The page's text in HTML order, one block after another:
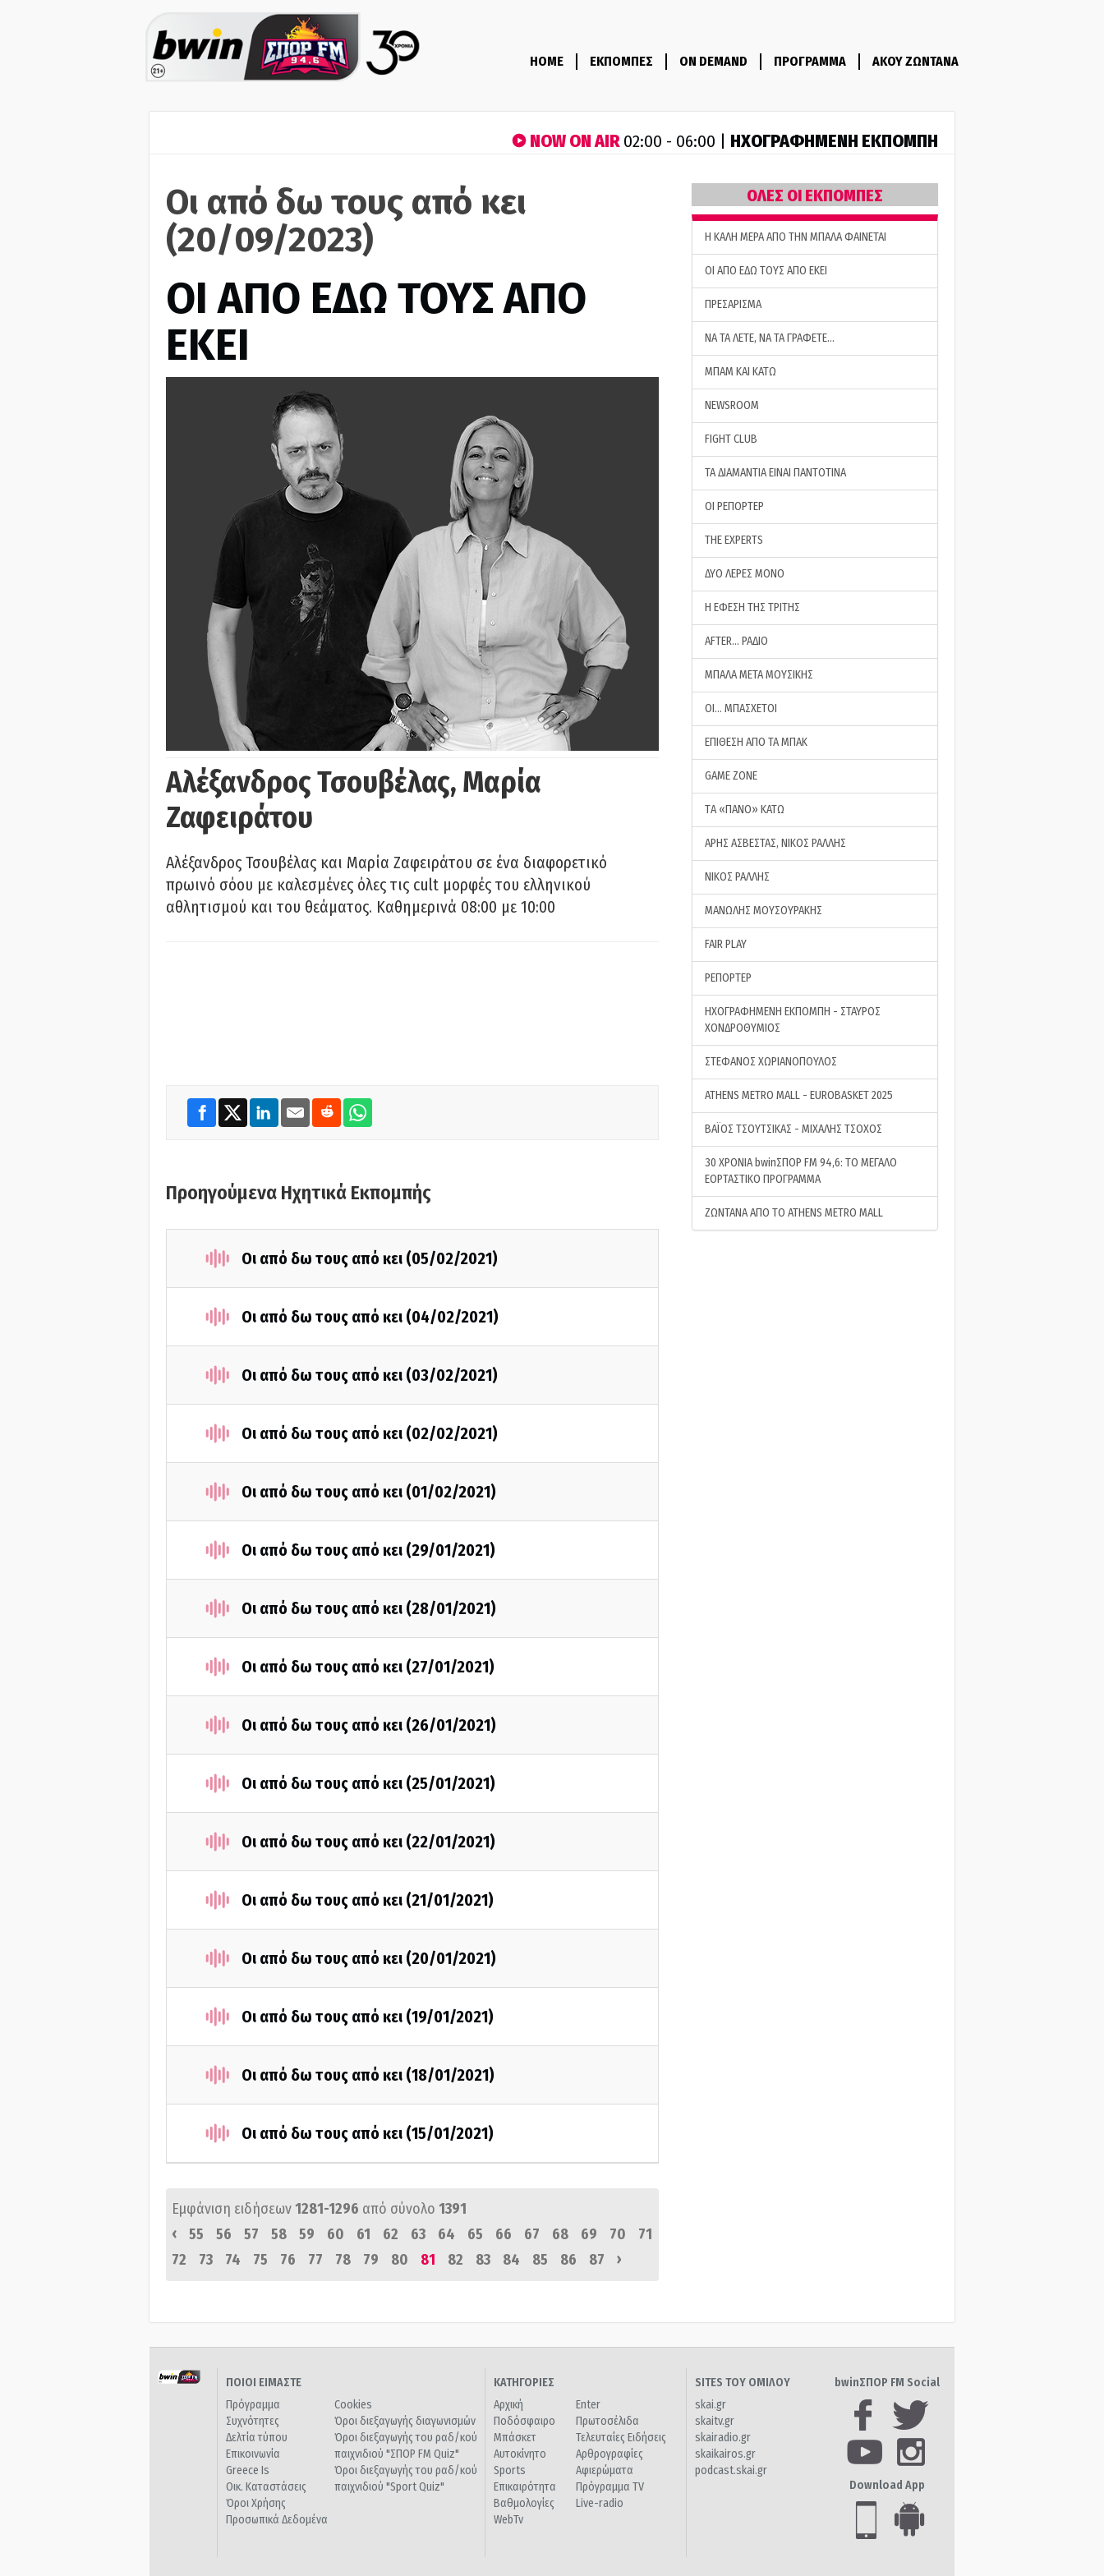
HOME ΕΚΠΟΜΠΕΣ ON DEMAND ΠΡΟΓΡΑΜΜΑ ΑΚΟΥ ΖΩΝΤΑΝΑ
NOW ON AIR02:00 - 06:00 | ΗΧΟΓΡΑΦΗΜΕΝΗ ΕΚΠΟΜΠΗ
Οι από δω τους από κει
(20/09/2023)
ΟΙ ΑΠΟ ΕΔΩ ΤΟΥΣ ΑΠΟ
ΕΚΕΙ
Αλέξανδρος Τσουβέλας, Μαρία
Ζαφειράτου
Αλέξανδρος Τσουβέλας και Μαρία Ζαφειράτου σε ένα διαφορετικό
πρωινό σόου με καλεσμένες όλες τις cult μορφές του ελληνικού
αθλητισμού και του θεάματος. Καθημερινά 08:00 με 10:00
Προηγούμενα Ηχητικά Εκπομπής
Οι από δω τους από κει (05/02/2021)
Οι από δω τους από κει (04/02/2021)
Οι από δω τους από κει (03/02/2021)
Οι από δω τους από κει (02/02/2021)
Οι από δω τους από κει (01/02/2021)
Οι από δω τους από κει (29/01/2021)
Οι από δω τους από κει (28/01/2021)
Οι από δω τους από κει (27/01/2021)
Οι από δω τους από κει (26/01/2021)
Οι από δω τους από κει (25/01/2021)
Οι από δω τους από κει (22/01/2021)
Οι από δω τους από κει (21/01/2021)
Οι από δω τους από κει (20/01/2021)
Οι από δω τους από κει (19/01/2021)
Οι από δω τους από κει (18/01/2021)
Οι από δω τους από κει (15/01/2021)
Εμφάνιση ειδήσεων1281-1296 από σύνολο 1391
‹
55 56 57 58 59 60 61 62 63 64 65 66 67 68 69 70
71
72
73 74 75 76 77 78 79 80 81 82 83 84 85 86 87 ›
ΟΛΕΣ ΟΙ ΕΚΠΟΜΠΕΣ
H ΚΑΛΗ ΜΕΡΑ ΑΠΟ ΤΗΝ ΜΠΑΛΑ ΦΑΙΝΕΤΑΙ
ΟΙ ΑΠΟ ΕΔΩ ΤΟΥΣ ΑΠΟ ΕΚΕΙ
ΠΡΕΣΑΡΙΣΜΑ
ΝΑ ΤΑ ΛΕΤΕ, ΝΑ ΤΑ ΓΡΑΦΕΤΕ…
ΜΠΑΜ ΚΑΙ ΚΑΤΩ
NEWSROOM
FIGHT CLUB
ΤΑ ΔΙΑΜΑΝΤΙΑ ΕΙΝΑΙ ΠΑΝΤΟΤΙΝΑ
ΟΙ ΡΕΠΟΡΤΕΡ
THE EXPERTS
ΔΥΟ ΛΕΡΕΣ ΜΟΝΟ
Η ΕΦΕΣΗ ΤΗΣ ΤΡΙΤΗΣ
AFTER… ΡΑΔΙΟ
ΜΠΑΛΑ ΜΕΤΑ ΜΟΥΣΙΚΗΣ
ΟΙ… ΜΠΑΣΧΕΤΟΙ
ΕΠΙΘΕΣΗ ΑΠΟ ΤΑ ΜΠΑΚ
GAME ZONE
ΤA «ΠΑΝΟ» ΚΑΤΩ
ΑΡΗΣ ΑΣΒΕΣΤΑΣ, ΝΙΚΟΣ ΡΑΛΛΗΣ
ΝΙΚΟΣ ΡΑΛΛΗΣ
ΜΑΝΩΛΗΣ ΜΟΥΣΟΥΡΑΚΗΣ
FAIR PLAY
ΡΕΠΟΡΤΕΡ
ΗΧΟΓΡΑΦΗΜΕΝΗ ΕΚΠΟΜΠΗ - ΣΤΑΥΡΟΣ
ΧΟΝΔΡΟΘΥΜΙΟΣ
ΣΤΕΦΑΝΟΣ ΧΩΡΙΑΝΟΠΟΥΛΟΣ
ATHENS METRO MALL - EUROBASKET 2025
ΒΑΪΟΣ ΤΣΟΥΤΣΙΚΑΣ - ΜΙΧΑΛΗΣ ΤΣΟΧΟΣ
30 ΧΡΟΝΙΑ bwinΣΠΟΡ FM 94,6: ΤΟ ΜΕΓΑΛΟ
ΕΟΡΤΑΣΤΙΚΟ ΠΡΟΓΡΑΜΜΑ
ΖΩΝΤΑΝΑ ΑΠΟ ΤΟ ATHENS METRO MALL
ΠΟΙΟΙ ΕΙΜΑΣΤΕ
Πρόγραμμα
Συχνότητες
Δελτία τύπου
Επικοινωνία
Greece Is
Οικ. Καταστάσεις
Όροι Χρήσης
Προσωπικά Δεδομένα
Cookies
Όροι διεξαγωγής διαγωνισμών
Όροι διεξαγωγής του ραδ/κού
παιχνιδιού "ΣΠΟΡ FM Quiz"
Όροι διεξαγωγής του ραδ/κού
παιχνιδιού "Sport Quiz"
ΚΑΤΗΓΟΡΙΕΣ
Αρχική
Ποδόσφαιρο
Μπάσκετ
Αυτοκίνητο
Sports
Επικαιρότητα
Βαθμολογίες
WebTv
Enter
Πρωτοσέλιδα
Τελευταίες Ειδήσεις
Αρθρογραφίες
Αφιερώματα
Πρόγραμμα TV
Live-radio
SITES ΤΟΥ ΟΜΙΛΟΥ
skai.gr
skaitv.gr
skairadio.gr
skaikairos.gr
podcast.skai.gr
bwinΣΠΟΡ FM Social
Download App